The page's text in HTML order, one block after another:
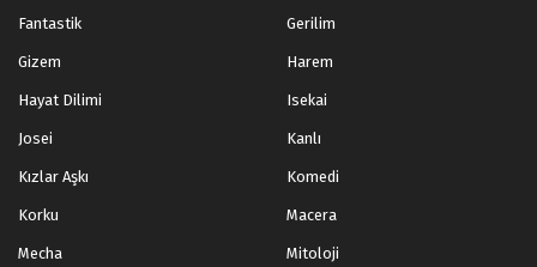
Fantastik Gerilim
Gizem Harem
Hayat Dilimi Isekai
Josei Kanlı
Kızlar Aşkı Komedi
Korku Macera
Mecha Mitoloji